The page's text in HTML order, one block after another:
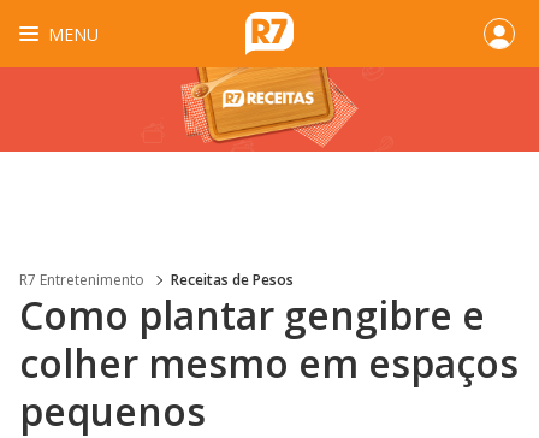
MENU
R7 Entretenimento Receitas de Pesos
Como plantar gengibre e
colher mesmo em espaços
pequenos